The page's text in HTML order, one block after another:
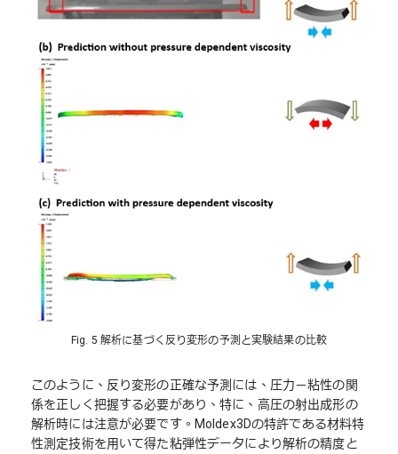
Fig. 5 解析に基づく反り変形の予測と実験結果の比較
このように、反り変形の正確な予測には、圧力－粘性の関
係を正しく把握する必要があり、特に、高圧の射出成形の
解析時には注意が必要です。Moldex3Dの特許である材料特
性測定技術を用いて得た粘弾性データにより解析の精度と